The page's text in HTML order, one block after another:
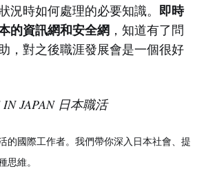
況時如何處理的必要知識。 即時
的資訊網和安全網 ，知道有了問
，對之後職涯發展會是一個很好
JAPAN 日本職活
的國際工作者。我們帶你深入日本社會、提
維。